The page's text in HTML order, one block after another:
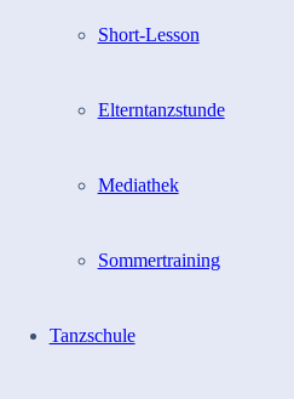
Short-Lesson
Elterntanzstunde
Mediathek
Sommertraining
Tanzschule